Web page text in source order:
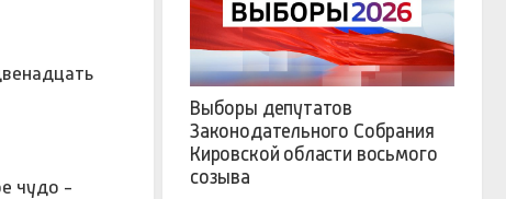
чудо -
Выборы депутатов
Законодательного Собрания
Кировской области восьмого
созыва